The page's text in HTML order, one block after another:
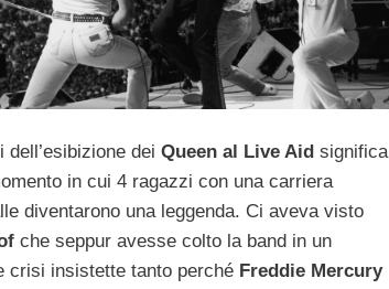
dell’esibizione dei Queen al Live Aid significa
in cui 4 ragazzi con una carriera
diventarono una leggenda. Ci aveva visto
che seppur avesse colto la band in un
crisi insistette tanto perché Freddie Mercury